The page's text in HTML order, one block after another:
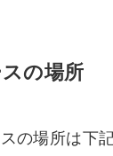
の場所
の場所は下